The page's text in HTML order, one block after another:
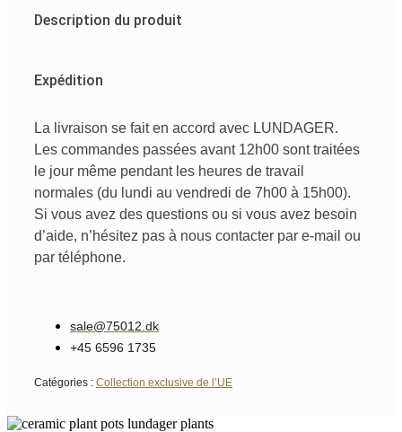
Description du produit
Expédition
La livraison se fait en accord avec LUNDAGER.
Les commandes passées avant 12h00 sont traitées
le jour même pendant les heures de travail
normales (du lundi au vendredi de 7h00 à 15h00).
Si vous avez des questions ou si vous avez besoin
d’aide, n’hésitez pas à nous contacter par e-mail ou
par téléphone.
sale@75012.dk
+45 6596 1735
Catégories : Collection exclusive de l’UE